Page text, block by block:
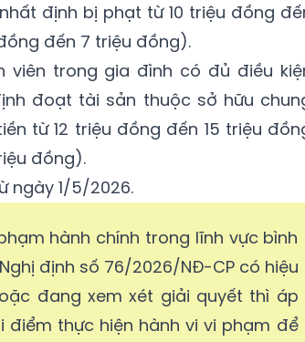
định bị phạt từ 10 triệu đồng
đến 7 triệu đồng).
viên trong gia đình có đủ điều
đoạt tài sản thuộc sở hữu
từ 12 triệu đồng đến 15 triệu
đồng).
ngày 1/5/2026.
hành chính trong lĩnh vực bình
định số 76/2026/NĐ-CP có hiệu
đang xem xét giải quyết thì áp
thực hiện hành vi vi phạm để